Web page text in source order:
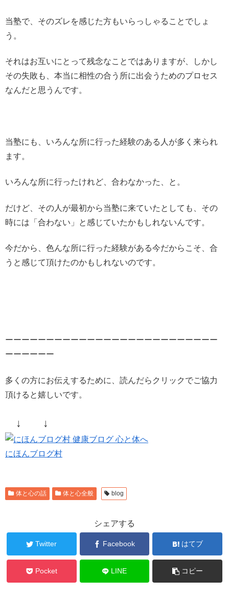
当塾で、そのズレを感じた方もいらっしゃることでしょ
う。
それはお互いにとって残念なことではありますが、しかし
その失敗も、本当に相性の合う所に出会うためのプロセス
なんだと思うんです。
当塾にも、いろんな所に行った経験のある人が多く来られ
ます。
いろんな所に行ったけれど、合わなかった、と。
だけど、その人が最初から当塾に来ていたとしても、その
時には「合わない」と感じていたかもしれないんです。
今だから、色んな所に行った経験がある今だからこそ、合
うと感じて頂けたのかもしれないのです。
ーーーーーーーーーーーーーーーーーーーーーーーーーー
ーーーーーー
多くの方にお伝えするために、読んだらクリックでご協力
頂けると嬉しいです。
↓ ↓
にほんブログ村
体と心の話 体と心全般 blog
シェアする
Twitter Facebook はてブ
Pocket LINE コピー